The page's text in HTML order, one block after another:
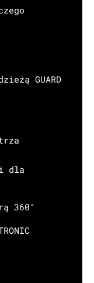
GUARD
dla
360°